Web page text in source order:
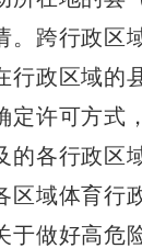
。跨行政区
行政区域的
定许可方式
的各行政区
区域体育行
于做好高危